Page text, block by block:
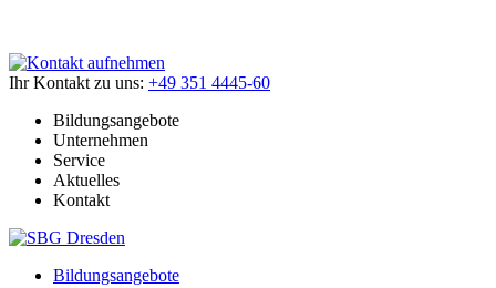
Ihr Kontakt zu uns: +49 351 4445-60
Bildungsangebote
Unternehmen
Service
Aktuelles
Kontakt
Bildungsangebote